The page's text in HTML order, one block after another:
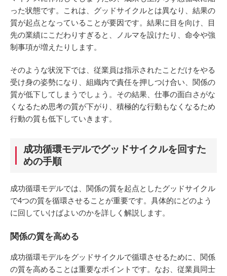
った状態です。これは、グッドサイクルとは異なり、結果の
質が起点となっていることが要因です。結果に目を向け、目
先の業績にこだわりすぎると、ノルマを設けたり、命令や強
制事項が増えたりします。
そのような状況下では、従業員は指示されたことだけをやる
受け身の姿勢になり、組織内で責任を押しつけ合い、関係の
質が低下してしまうでしょう。その結果、仕事の面白さがな
くなるため思考の質が下がり、積極的な行動もなくなるため
行動の質も低下していきます。
成功循環モデルでグッドサイクルを回すた
めの手順
成功循環モデルでは、関係の質を起点としたグッドサイクル
で4つの質を循環させることが重要です。具体的にどのよう
に回していけばよいのかを詳しく解説します。
関係の質を高める
成功循環モデルをグッドサイクルで循環させるために、関係
の質を高めることは重要なポイントです。なお、従業員同士